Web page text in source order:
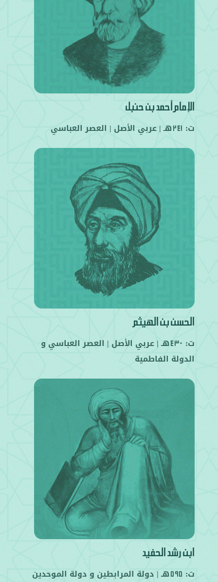
الإمام أحمد بن حنبل
ت: 241هـ |عربي الأصل | العصر العباسي
الحسن بن الهيثم
ت: 430هـ |عربي الأصل | العصر العباسي و
الدولة الفاطمية
ابن رشد الحفيد
ت: 595هـ | دولة المرابطين و دولة الموحدين